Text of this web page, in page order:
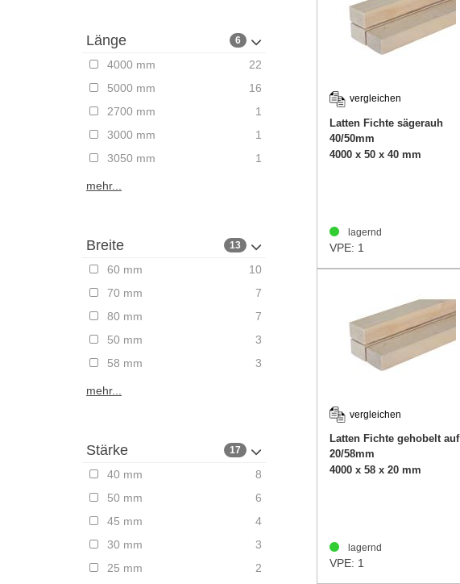
Länge 6
4000 mm
22
5000 mm
16
2700 mm
1
3000 mm
1
3050 mm
1
mehr...
Breite 13
60 mm
10
70 mm
7
80 mm
7
50 mm
3
58 mm
3
mehr...
Stärke 17
40 mm
8
50 mm
6
45 mm
4
30 mm
3
25 mm
2
vergleichen
Latten Fichte sägerauh
40/50mm
4000 x 50 x 40 mm
lagernd
VPE: 1
vergleichen
Latten Fichte gehobelt auf
20/58mm
4000 x 58 x 20 mm
lagernd
VPE: 1